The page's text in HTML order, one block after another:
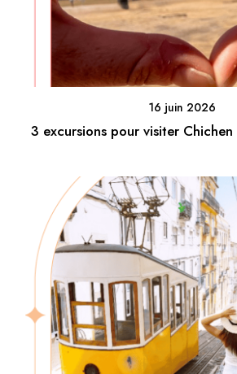
16 juin 2026
3 excursions pour visiter